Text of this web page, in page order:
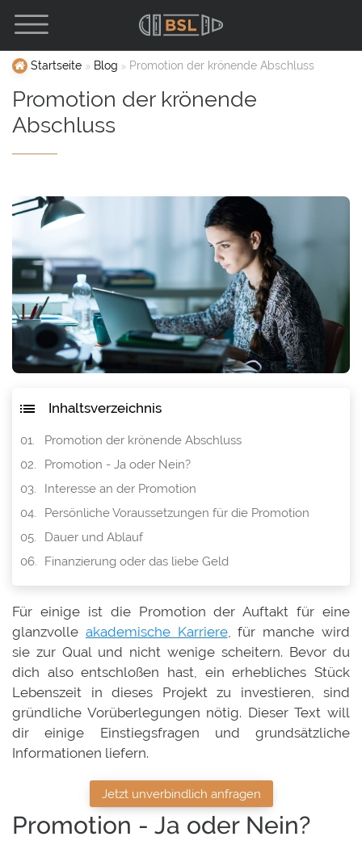
Startseite Blog Promotion der krönende Abschluss
Promotion der krönende
Abschluss
Inhaltsverzeichnis
Promotion der krönende Abschluss
Promotion - Ja oder Nein?
Interesse an der Promotion
Persönliche Voraussetzungen für die Promotion
Dauer und Ablauf
Finanzierung oder das liebe Geld
Für einige ist die Promotion der Auftakt für eine
glanzvolle akademische Karriere, für manche wird
sie zur Qual und nicht wenige scheitern. Bevor du
dich also entschloßen hast, ein erhebliches Stück
Lebenszeit in dieses Projekt zu investieren, sind
gründliche Vorüberlegungen nötig. Dieser Text will
dir einige Einstiegsfragen und grundsätzliche
Informationen liefern.
Jetzt unverbindlich anfragen
Promotion - Ja oder Nein?